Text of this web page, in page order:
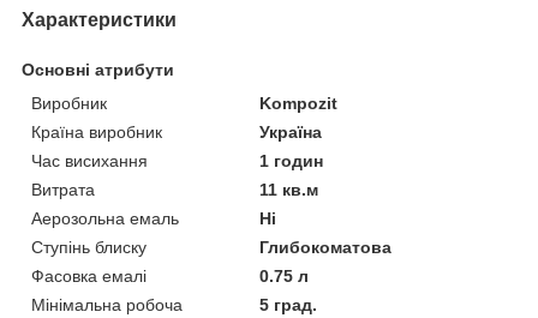
Характеристики
Основні атрибути
Виробник
Kompozit
Країна виробник
Україна
Час висихання
1 годин
Витрата
11 кв.м
Аерозольна емаль
Ні
Ступінь блиску
Глибокоматова
Фасовка емалі
0.75 л
Мінімальна робоча
5 град.